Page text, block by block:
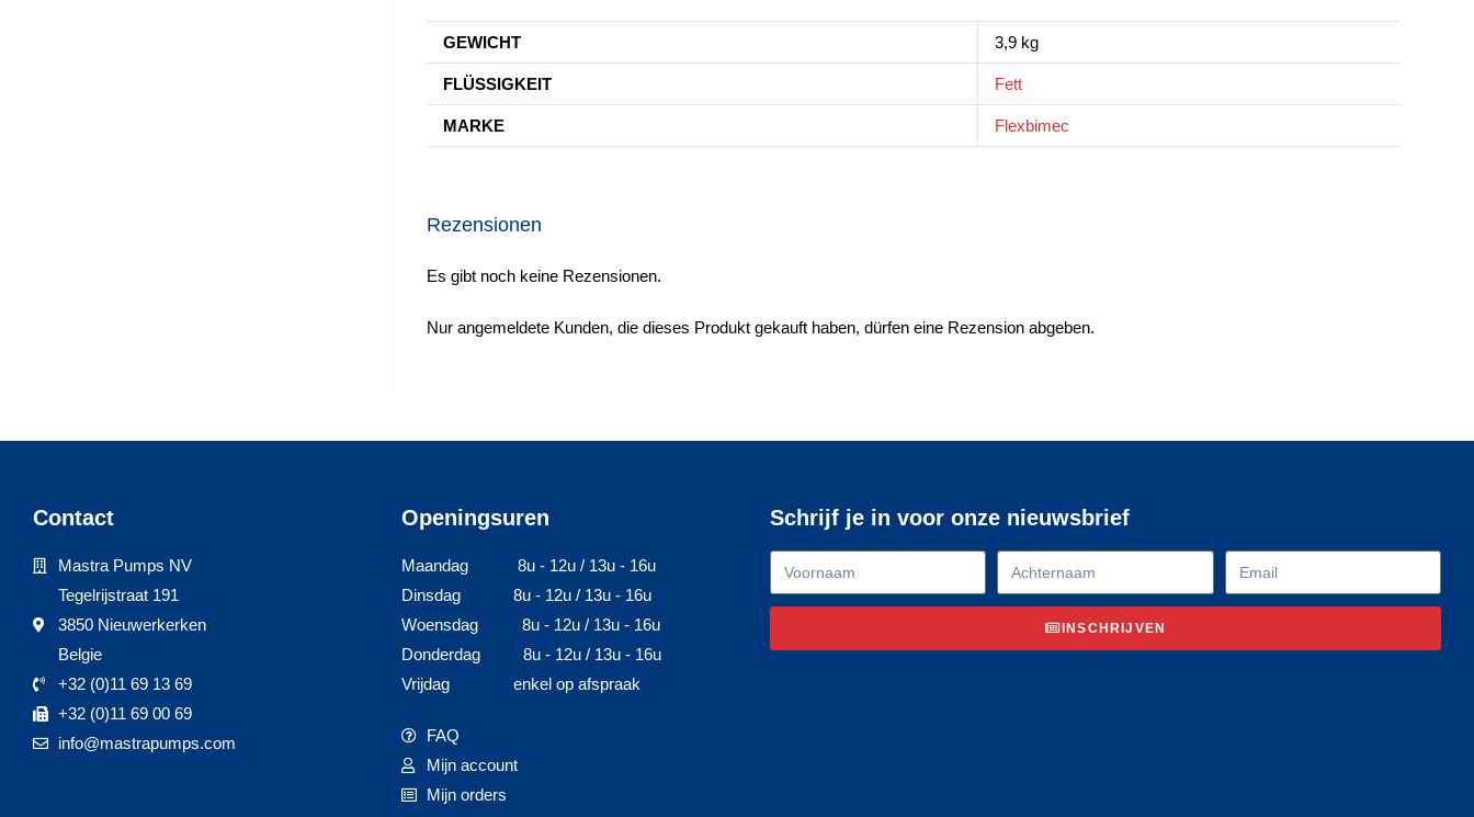
GEWICHT 3,9 kg
FLÜSSIGKEIT Fett
MARKE Flexbimec
Rezensionen
Es gibt noch keine Rezensionen.
Nur angemeldete Kunden, die dieses Produkt gekauft haben, dürfen eine Rezension abgeben.
Contact
Mastra Pumps NV
Tegelrijstraat 191
3850 Nieuwerkerken
Belgie
+32 (0)11 69 13 69
+32 (0)11 69 00 69
info@mastrapumps.com
Openingsuren
Maandag
8u - 12u / 13u - 16u
Dinsdag
8u - 12u / 13u - 16u
Woensdag
8u - 12u / 13u - 16u
Donderdag
8u - 12u / 13u - 16u
Vrijdag
enkel op afspraak
FAQ
Mijn account
Mijn orders
Schrijf je in voor onze nieuwsbrief
INSCHRIJVEN